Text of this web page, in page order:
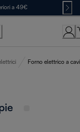
a 49€
Forno elettrico a